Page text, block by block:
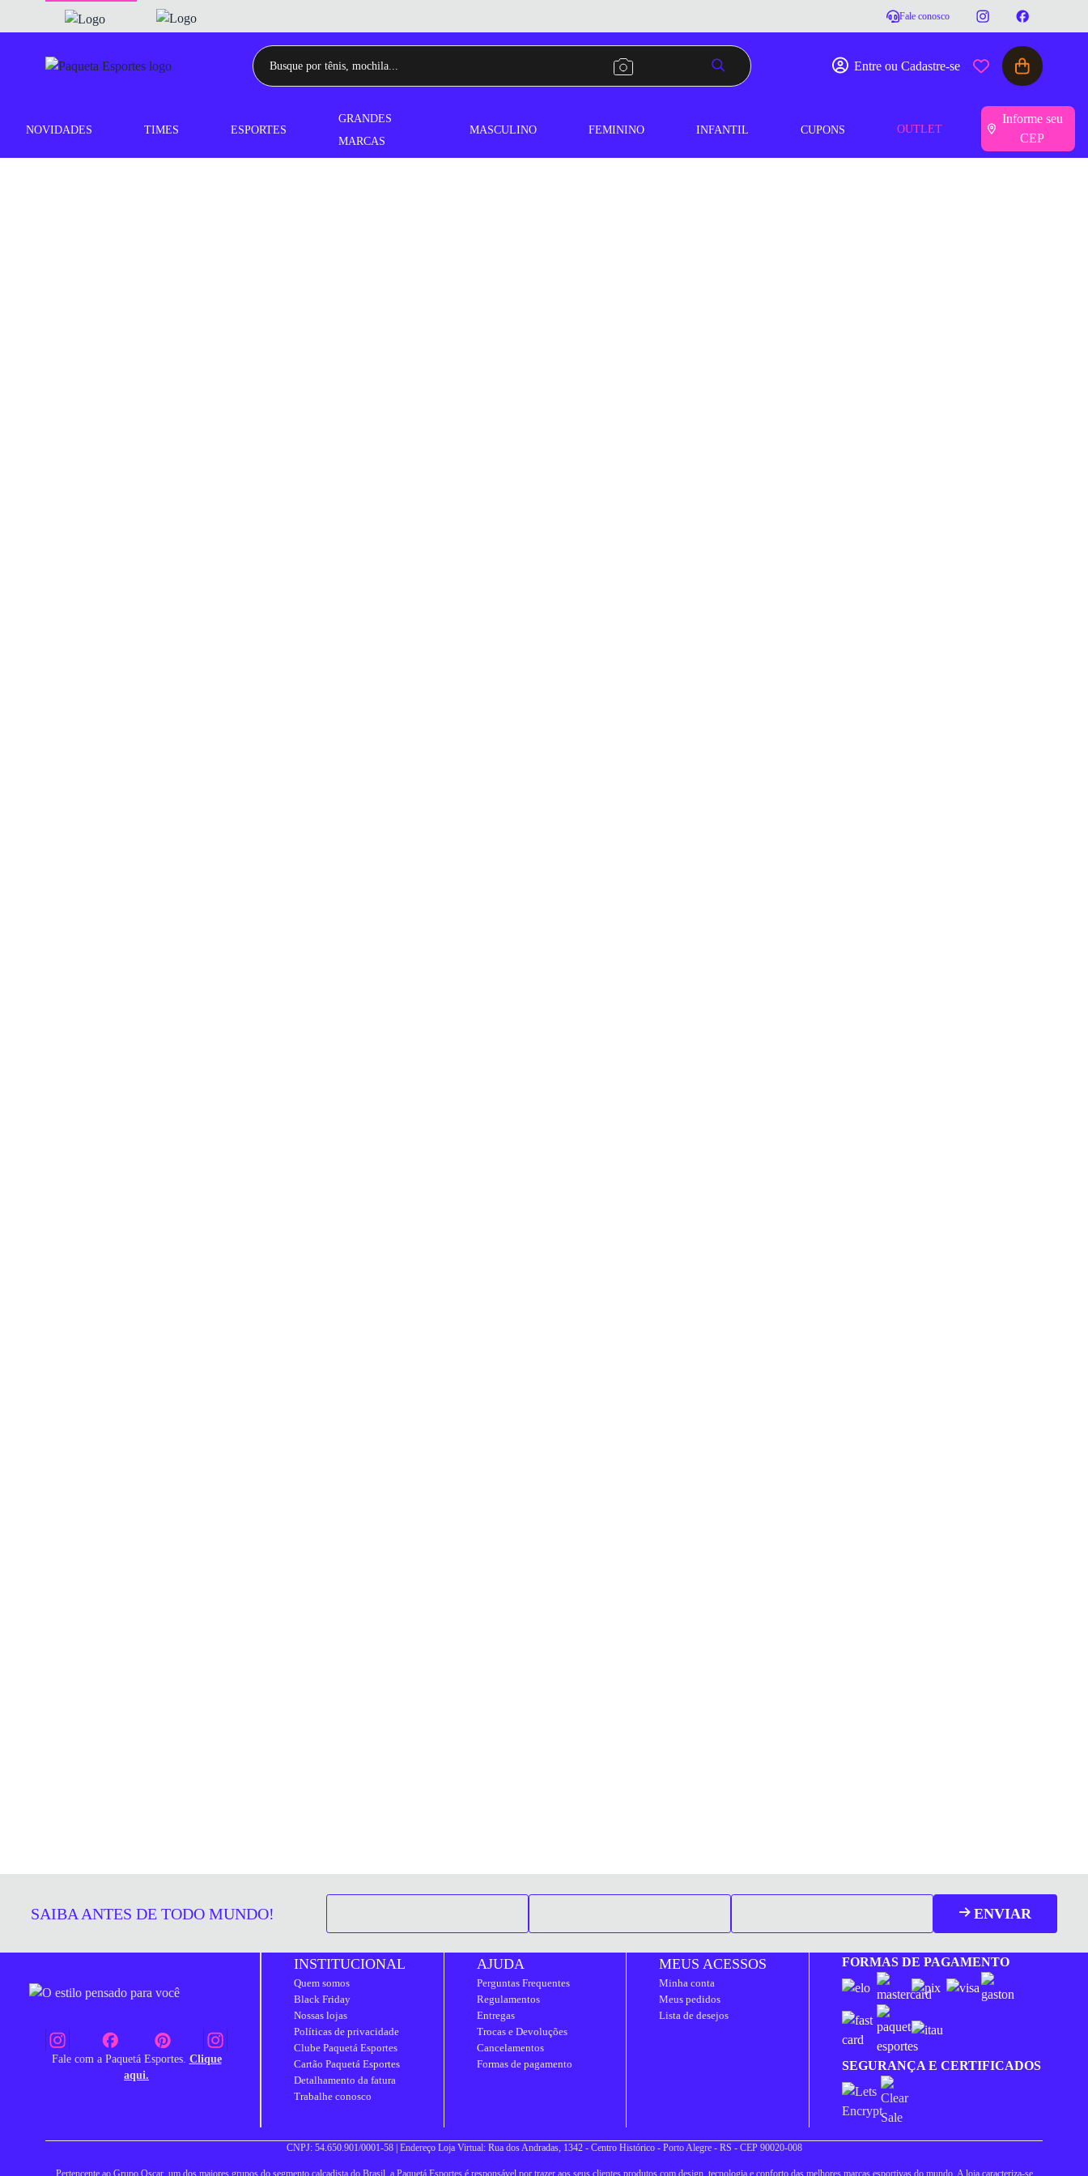
Fale conosco
Entre ou Cadastre-se
NOVIDADES TIMES ESPORTES
GRANDES
MARCAS
MASCULINO FEMININO INFANTIL CUPONS OUTLET
Informe seu
CEP
SAIBA ANTES DE TODO MUNDO! ENVIAR
Fale com a Paquetá Esportes. Clique
aqui.
INSTITUCIONAL
Quem somos
Black Friday
Nossas lojas
Políticas de privacidade
Clube Paquetá Esportes
Cartão Paquetá Esportes
Detalhamento da fatura
Trabalhe conosco
AJUDA
Perguntas Frequentes
Regulamentos
Entregas
Trocas e Devoluções
Cancelamentos
Formas de pagamento
MEUS ACESSOS
Minha conta
Meus pedidos
Lista de desejos
FORMAS DE PAGAMENTO
SEGURANÇA E CERTIFICADOS
CNPJ: 54.650.901/0001-58 | Endereço Loja Virtual: Rua dos Andradas, 1342 - Centro Histórico - Porto Alegre - RS - CEP 90020-008
Pertencente ao Grupo Oscar, um dos maiores grupos do segmento calçadista do Brasil, a Paquetá Esportes é responsável por trazer aos seus clientes produtos com design, tecnologia e conforto das melhores marcas esportivas do mundo. A loja caracteriza-se